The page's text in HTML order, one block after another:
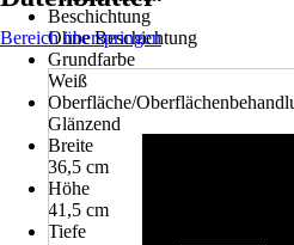
Beschichtung
Ohne Beschichtung
Grundfarbe
Weiß
Oberfläche/
Glänzend
Breite
36,5 cm
Höhe
41,5 cm
Tiefe
Bereich überspringen